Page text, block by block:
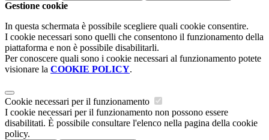
Gestione cookie
In questa schermata è possibile scegliere quali cookie consentire.
I cookie necessari sono quelli che consentono il funzionamento della
piattaforma e non è possibile disabilitarli.
Per conoscere quali sono i cookie necessari al funzionamento potete
visionare la COOKIE POLICY.
Cookie necessari per il funzionamento
I cookie necessari per il funzionamento non possono essere
disabilitati. È possibile consultare l'elenco nella pagina della cookie
policy.